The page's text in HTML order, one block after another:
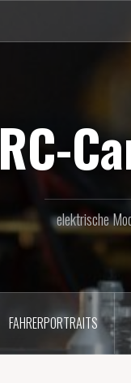
RC-
elektrische
FAHRERPORTRAITS